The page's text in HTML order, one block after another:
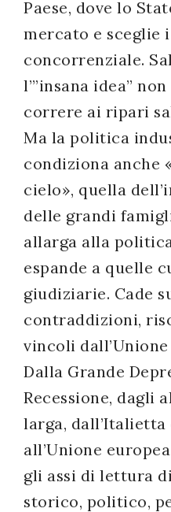
Paese, dove lo
mercato e sceglie
concorrenziale.
l’”insana idea”
correre ai ripari
Ma la politica
condiziona anche
cielo», quella
delle grandi
allarga alla
espande a quelle
giudiziarie. Cade
contraddizioni,
vincoli
Dalla Grande
Recessione, dagli
larga,
all’Unione
gli assi di lettura
storico, politico,